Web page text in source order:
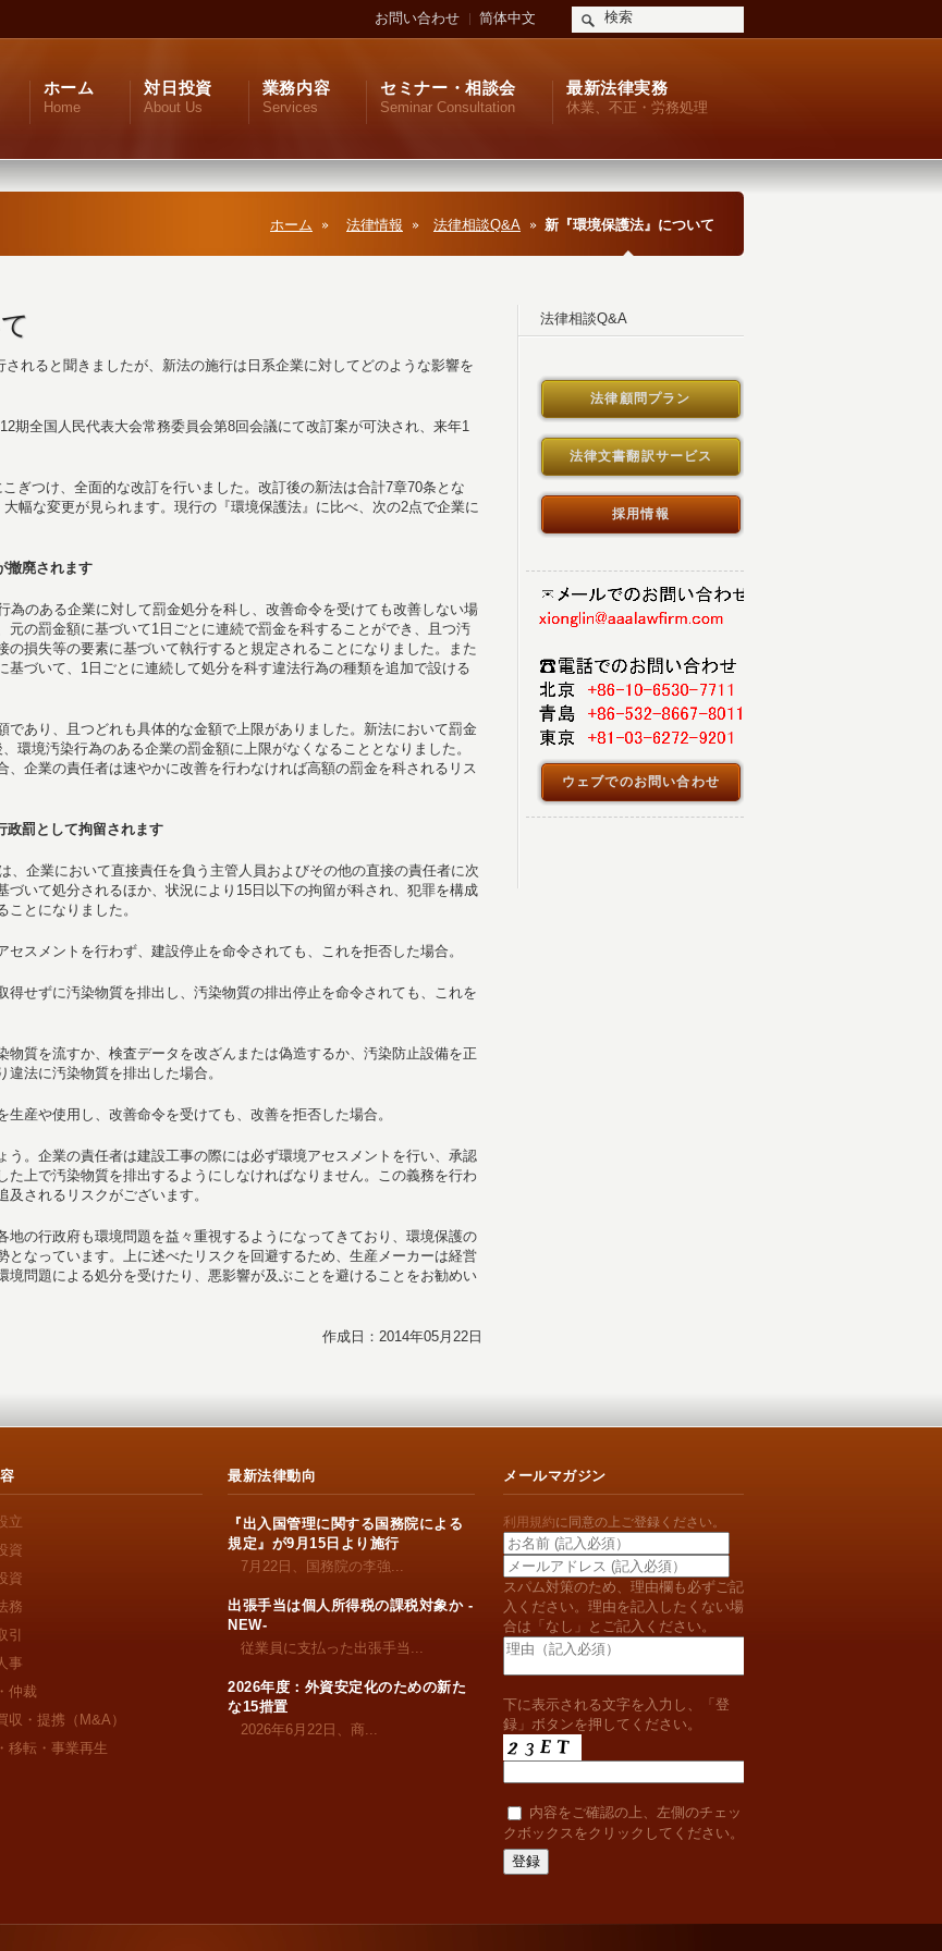
お問い合わせ 简体中文
ホーム
Home
対日投資
About Us
業務内容
Services
セミナー・相談会
Seminar Consultation
最新法律実務
休業、不正・労務処理
ホーム 法律情報 法律相談Q&A 新『環境保護法』について
れると聞きましたが、新法の施行は日系企業に対してどのような影響を
期全国人民代表大会常務委員会第8回会議にて改訂案が可決され、来年1
ぎつけ、全面的な改訂を行いました。改訂後の新法は合計7章70条とな
幅な変更が見られます。現行の『環境保護法』に比べ、次の2点で企業に
撤廃されます
為のある企業に対して罰金処分を科し、改善命令を受けても改善しない場
の罰金額に基づいて1日ごとに連続で罰金を科することができ、且つ汚
損失等の要素に基づいて執行すると規定されることになりました。また
づいて、1日ごとに連続して処分を科す違法行為の種類を追加で設ける
あり、且つどれも具体的な金額で上限がありました。新法において罰金
環境汚染行為のある企業の罰金額に上限がなくなることとなりました。
、企業の責任者は速やかに改善を行わなければ高額の罰金を科されるリス
政罰として拘留されます
、企業において直接責任を負う主管人員およびその他の直接の責任者に次
いて処分されるほか、状況により15日以下の拘留が科され、犯罪を構成
とになりました。
スメントを行わず、建設停止を命令されても、これを拒否した場合。
せずに汚染物質を排出し、汚染物質の排出停止を命令されても、これを
質を流すか、検査データを改ざんまたは偽造するか、汚染防止設備を正
法に汚染物質を排出した場合。
産や使用し、改善命令を受けても、改善を拒否した場合。
。企業の責任者は建設工事の際には必ず環境アセスメントを行い、承認
た上で汚染物質を排出するようにしなければなりません。この義務を行わ
されるリスクがございます。
の行政府も環境問題を益々重視するようになってきており、環境保護の
となっています。上に述べたリスクを回避するため、生産メーカーは経営
問題による処分を受けたり、悪影響が及ぶことを避けることをお勧めい
作成日：2014年05月22日
法律相談Q&A
法律顧問プラン
法律文書翻訳サービス
採用情報
ウェブでのお問い合わせ
立
資
資
務
引
事
仲裁
収・提携（M&A）
移転・事業再生
最新法律動向
『出入国管理に関する国務院による
規定』が9月15日より施行
7月22日、国務院の李強...
出張手当は個人所得税の課税対象か -
NEW-
従業員に支払った出張手当...
2026年度：外資安定化のための新た
な15措置
2026年6月22日、商...
メールマガジン
利用規約に同意の上ご登録ください。
スパム対策のため、理由欄も必ずご記
入ください。理由を記入したくない場
合は「なし」とご記入ください。
下に表示される文字を入力し、「登
録」ボタンを押してください。
内容をご確認の上、左側のチェッ
クボックスをクリックしてください。